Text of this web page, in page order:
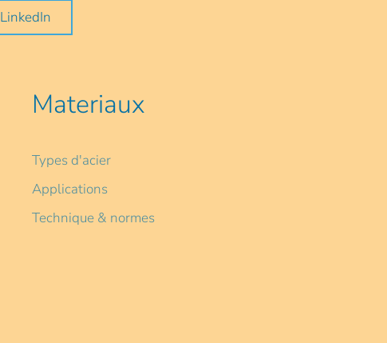
LinkedIn
Materiaux
Types d'acier
Applications
Technique & normes